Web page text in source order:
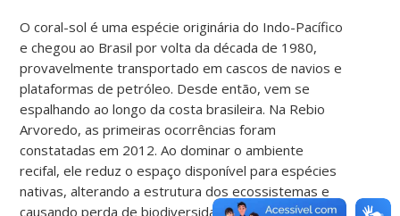
O coral-sol é uma espécie originária do Indo-Pacífico
e chegou ao Brasil por volta da década de 1980,
provavelmente transportado em cascos de navios e
plataformas de petróleo. Desde então, vem se
espalhando ao longo da costa brasileira. Na Rebio
Arvoredo, as primeiras ocorrências foram
constatadas em 2012. Ao dominar o ambiente
recifal, ele reduz o espaço disponível para espécies
nativas, alterando a estrutura dos ecossistemas e
causando perda de biodiversidade marinha